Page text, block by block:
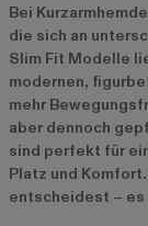
Bei
die sich an
Slim Fit Modelle
modernen,
mehr
aber dennoch
sind perfekt für
Platz und
entscheidest –